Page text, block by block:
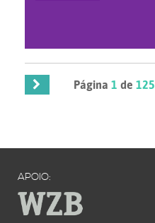
Página1 de125
APOIO: